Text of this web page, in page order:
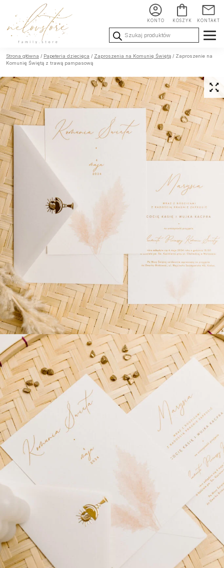
KONTO KOSZYK KONTAKT
Wyszukiwarka
produktów
Ślub i
Wesele
Chrzest i
Urodziny i
Strona główna / Papeteria dziecięca / Zaproszenia na Komunię Świętą / Zaproszenie na
Komunię Świętą z trawą pampasową